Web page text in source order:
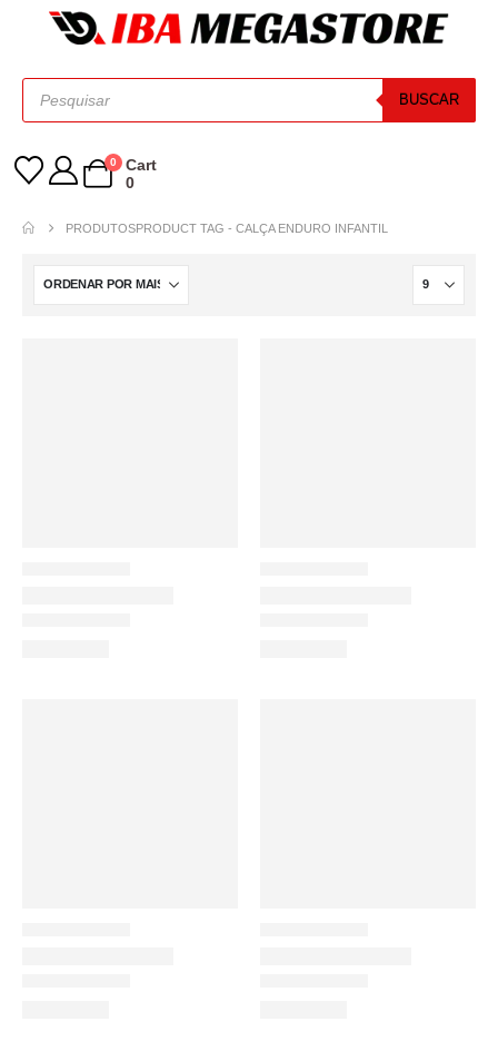
BUSCAR
0
Cart
0
PRODUTOSPRODUCT TAG -CALÇA ENDURO INFANTIL